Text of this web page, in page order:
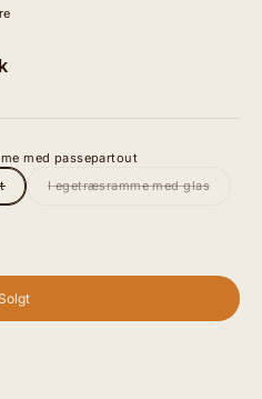
med passepartout
I egetræsramme med glas
Solgt